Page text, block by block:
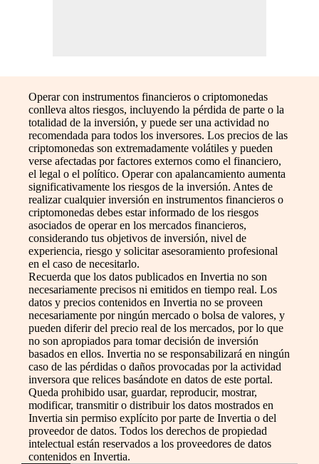
Operar con instrumentos financieros o criptomonedas
conlleva altos riesgos, incluyendo la pérdida de parte o la
totalidad de la inversión, y puede ser una actividad no
recomendada para todos los inversores. Los precios de las
criptomonedas son extremadamente volátiles y pueden
verse afectadas por factores externos como el financiero,
el legal o el político. Operar con apalancamiento aumenta
significativamente los riesgos de la inversión. Antes de
realizar cualquier inversión en instrumentos financieros o
criptomonedas debes estar informado de los riesgos
asociados de operar en los mercados financieros,
considerando tus objetivos de inversión, nivel de
experiencia, riesgo y solicitar asesoramiento profesional
en el caso de necesitarlo.
Recuerda que los datos publicados en Invertia no son
necesariamente precisos ni emitidos en tiempo real. Los
datos y precios contenidos en Invertia no se proveen
necesariamente por ningún mercado o bolsa de valores, y
pueden diferir del precio real de los mercados, por lo que
no son apropiados para tomar decisión de inversión
basados en ellos. Invertia no se responsabilizará en ningún
caso de las pérdidas o daños provocadas por la actividad
inversora que relices basándote en datos de este portal.
Queda prohibido usar, guardar, reproducir, mostrar,
modificar, transmitir o distribuir los datos mostrados en
Invertia sin permiso explícito por parte de Invertia o del
proveedor de datos. Todos los derechos de propiedad
intelectual están reservados a los proveedores de datos
contenidos en Invertia.